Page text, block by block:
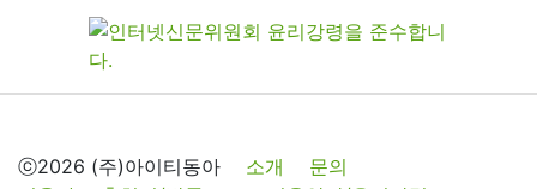
ⓒ2026 (주)아이티동아 소개
문의